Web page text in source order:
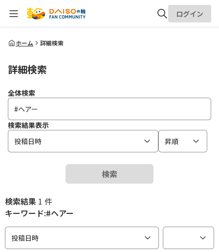
全体検索
ログイン
ホーム 詳細検索
詳細検索
全体検索
検索結果表示
投稿日時
昇順
検索
検索結果 1 件
キーワード:#ヘアー
投稿日時